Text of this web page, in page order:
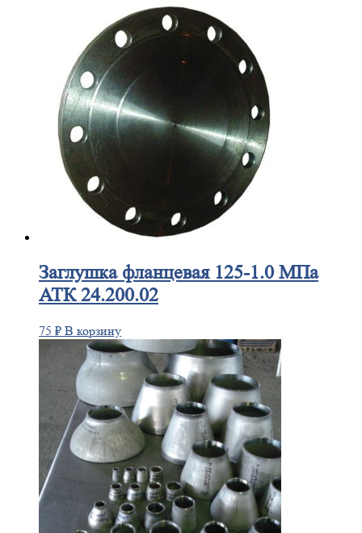
Заглушкафланцевая 125-1.0 МПа
АТК 24.200.02
75 ₽ В корзину